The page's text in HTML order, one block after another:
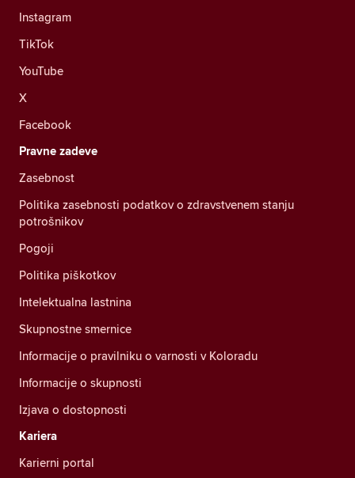
Instagram
TikTok
YouTube
X
Facebook
Pravne zadeve
Zasebnost
Politika zasebnosti podatkov o zdravstvenem stanju
potrošnikov
Pogoji
Politika piškotkov
Intelektualna lastnina
Skupnostne smernice
Informacije o pravilniku o varnosti v Koloradu
Informacije o skupnosti
Izjava o dostopnosti
Kariera
Karierni portal